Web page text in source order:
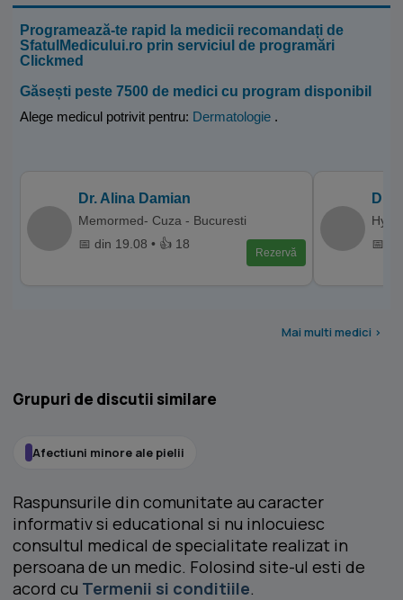
Programează-te rapid la medicii recomandați de
SfatulMedicului.ro prin serviciul de programări
Clickmed
Găsești peste 7500 de medici cu program disponibil
Alege medicul potrivit pentru: Dermatologie .
Dr. Alina Damian
Memormed- Cuza - Bucuresti
📅 din 19.08 • 👍 18
Rezervă
Dr.
📅
Mai multi medici >
Grupuri de discutii similare
Afectiuni minore ale pielii
Raspunsurile din comunitate au caracter
informativ si educational si nu inlocuiesc
consultul medical de specialitate realizat in
persoana de un medic. Folosind site-ul esti de
acord cu Termenii si conditiile.